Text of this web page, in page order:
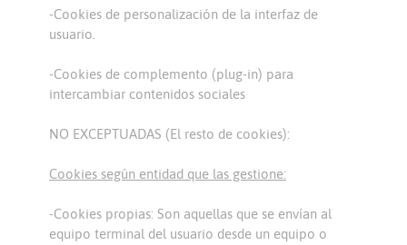
-Cookies de personalización de la interfaz de
usuario.
-Cookies de complemento (plug-in) para
intercambiar contenidos sociales
NO EXCEPTUADAS (El resto de cookies):
Cookies según entidad que las gestione:
-Cookies propias: Son aquellas que se envían al
equipo terminal del usuario desde un equipo o